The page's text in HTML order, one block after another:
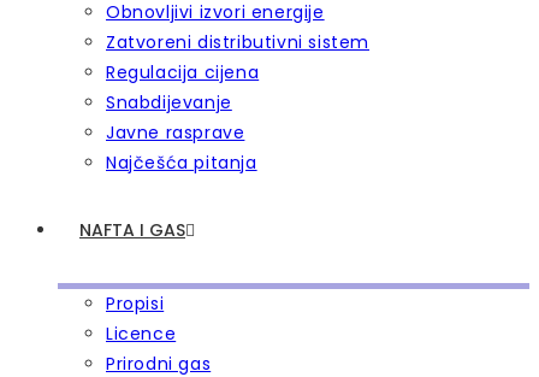
Obnovljivi izvori energije
Zatvoreni distributivni sistem
Regulacija cijena
Snabdijevanje
Javne rasprave
Najčešća pitanja
NAFTA I GAS
Propisi
Licence
Prirodni gas